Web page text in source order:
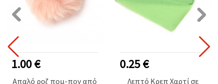
1.00 €
Απαλό ροζ πομ-πον από
0.25 €
Λεπτό Κρεπ Χαρτί σε